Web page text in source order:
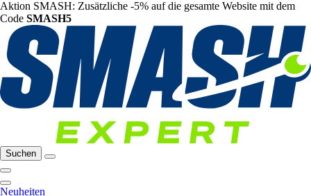
Aktion SMASH: Zusätzliche -5% auf die gesamte Website mit dem
Code SMASH5
Suchen
Neuheiten